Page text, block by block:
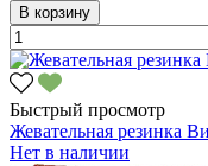
В корзину
Быстрый просмотр
Жевательная резинка
Нет в наличии